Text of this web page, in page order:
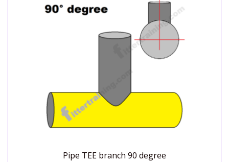
Pipe TEE branch 90 degree